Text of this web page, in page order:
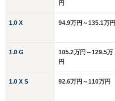
円
1.0 X 94.9万円～135.1万円
1.0 G
105.2万円～129.5万
円
1.0 X S 92.6万円～110万円